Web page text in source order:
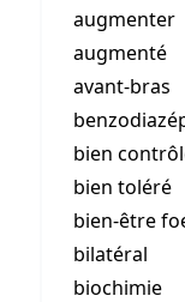
augmenter
augmenté
avant-bras
bien
bien toléré
bien-être
bilatéral
biochimie